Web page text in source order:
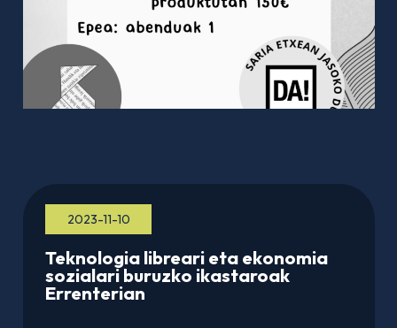
2023-11-10
Teknologia libreari eta ekonomia
sozialari buruzko ikastaroak
Errenterian